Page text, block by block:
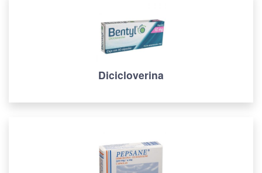
Dicicloverina